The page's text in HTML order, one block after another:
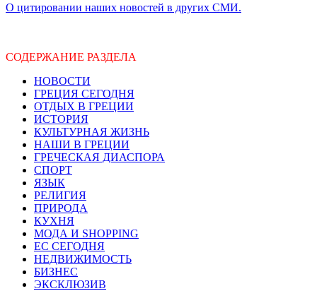
О цитировании наших новостей в других СМИ.
СОДЕРЖАНИЕ РАЗДЕЛА
НОВОСТИ
ГРЕЦИЯ СЕГОДНЯ
ОТДЫХ В ГРЕЦИИ
ИСТОРИЯ
КУЛЬТУРНАЯ ЖИЗНЬ
НАШИ В ГРЕЦИИ
ГРЕЧЕСКАЯ ДИАСПОРА
СПОРТ
ЯЗЫК
РЕЛИГИЯ
ПРИРОДА
КУХНЯ
МОДА И SHOPPING
ЕС СЕГОДНЯ
НЕДВИЖИМОСТЬ
БИЗНЕС
ЭКСКЛЮЗИВ